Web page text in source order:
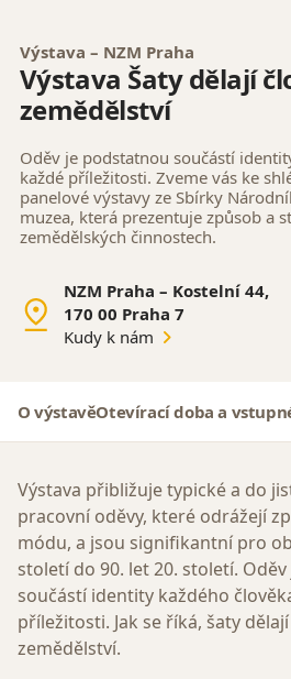
Výstava – NZM Praha
Výstava Šaty dělají
zemědělství
Oděv je podstatnou součástí
každé příležitosti. Zveme vás ke
panelové výstavy ze Sbírky
muzea, která prezentuje způsob a
zemědělských činnostech.
NZM Praha – Kostelní 44,
170 00 Praha 7
Kudy k nám
O výstavěOtevírací doba a
Výstava přibližuje typické a do
pracovní oděvy, které odrážejí
módu, a jsou signifikantní pro
století do 90. let 20. století.
součástí identity každého
příležitosti. Jak se říká, šaty
zemědělství.